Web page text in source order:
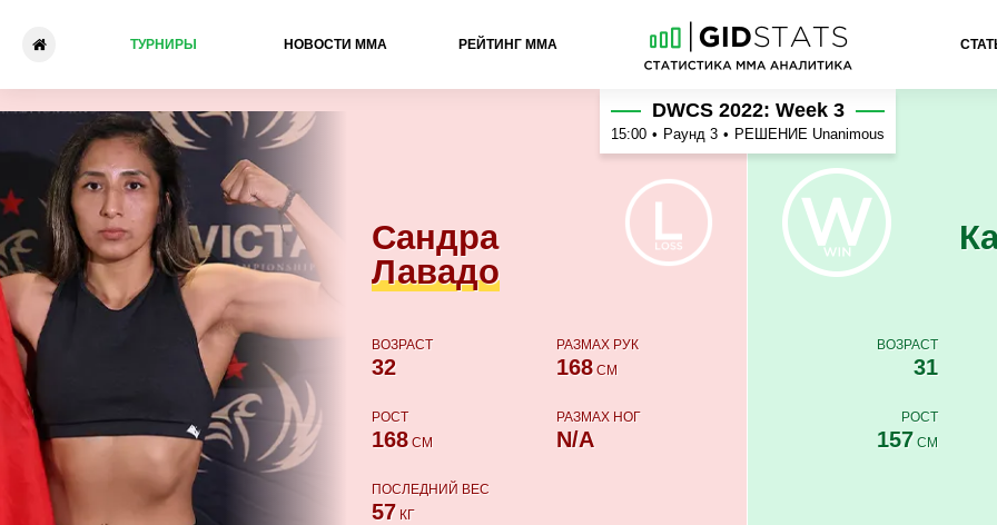
ТУРНИРЫ НОВОСТИ ММА РЕЙТИНГ ММА
Сандра Лавадо - Каролина Войчик
Сандра
Лавадо
ВОЗРАСТ
32
РАЗМАХ РУК
168СМ
РОСТ
168СМ
РАЗМАХ НОГ
N/A
ПОСЛЕДНИЙ ВЕС
57 КГ
DWCS 2022: Week 3
15:00 • Раунд 3 • РЕШЕНИЕ Unanimous
ВОЗРАСТ
31
РОСТ
157 СМ